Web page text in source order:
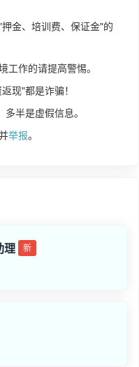
金、培训费、保证金"的
工作的请提高警惕。
现"都是诈骗！
半是虚假信息。
举报。
理 新